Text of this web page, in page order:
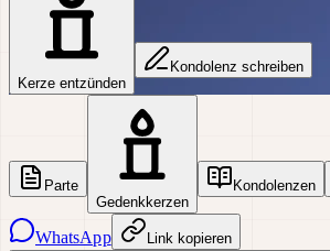
Kerze entzünden
Kondolenz schreiben
Parte
Gedenkkerzen
Kondolenzen
WhatsApp Link kopieren